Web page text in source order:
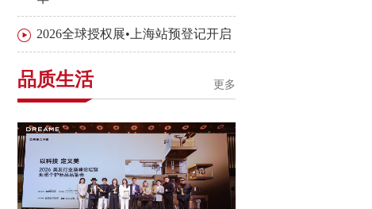
2026全球授权展•上海站预登记开启
品质生活 更多